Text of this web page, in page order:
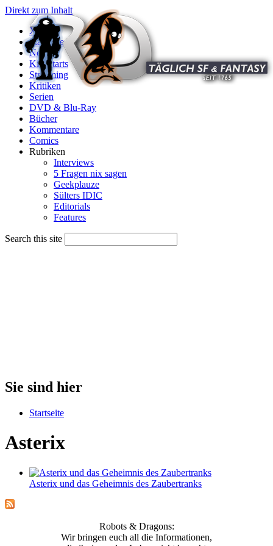
Direkt zum Inhalt
X
Startseite
News
Kinostarts
Streaming
Kritiken
Serien
DVD & Blu-Ray
Bücher
Kommentare
Comics
Rubriken
Interviews
5 Fragen nix sagen
Geekplauze
Sülters IDIC
Editorials
Features
Search this site
Sie sind hier
Startseite
Asterix
Asterix und das Geheimnis des Zaubertranks
Robots & Dragons:
Wir bringen euch all die Informationen,